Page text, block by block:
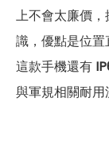
上不會太廉價
識，優點是位
這款手機還有
與軍規相關耐用